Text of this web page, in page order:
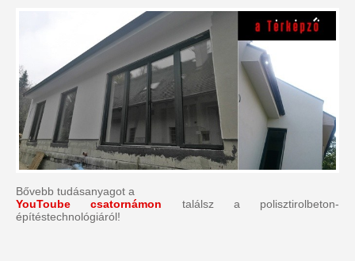
Bővebb tudásanyagot a
YouToube csatornámon találsz a polisztirolbeton-
építéstechnológiáról!